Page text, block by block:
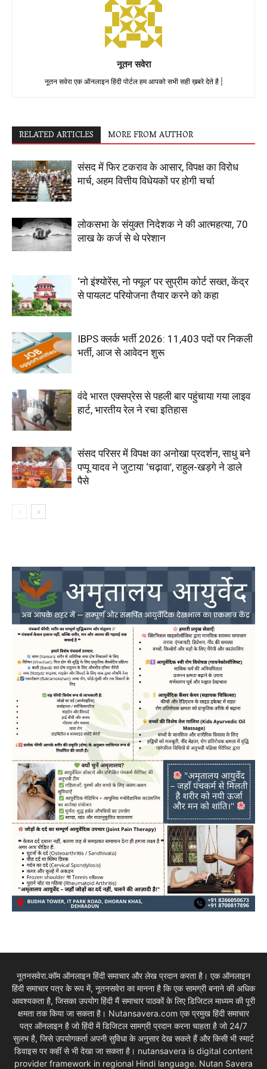
नूतन सवेरा
नूतन सवेरा एक ऑनलाइन हिंदी पोर्टल हम आपको सभी सही ख़बरे देते है |
RELATED ARTICLES MORE FROM AUTHOR
संसद में फिर टकराव के आसार, विपक्ष का विरोध
मार्च, अहम वित्तीय विधेयकों पर होगी चर्चा
लोकसभा के संयुक्त निदेशक ने की आत्महत्या, 70
लाख के कर्ज से थे परेशान
‘नो इंश्योरेंस, नो फ्यूल’ पर सुप्रीम कोर्ट सख्त, केंद्र
से पायलट परियोजना तैयार करने को कहा
IBPS क्लर्क भर्ती 2026: 11,403 पदों पर निकली
भर्ती, आज से आवेदन शुरू
वंदे भारत एक्सप्रेस से पहली बार पहुंचाया गया लाइव
हार्ट, भारतीय रेल ने रचा इतिहास
संसद परिसर में विपक्ष का अनोखा प्रदर्शन, साधु बने
पप्पू यादव ने जुटाया ‘चढ़ावा’, राहुल-खड़गे ने डाले
पैसे
नूतनसवेरा.कॉम ऑनलाइन हिंदी समाचार और लेख प्रदान करता है। एक ऑनलाइन
हिंदी समाचार पत्र के रूप में, नूतनसवेरा का मानना है कि एक सामग्री बनाने की अधिक
आवश्यकता है, जिसका उपयोग हिंदी मैं समाचार पाठकों के लिए डिजिटल माध्यम की पूरी
क्षमता तक किया जा सकता है। Nutansavera.com एक प्रमुख हिंदी समाचार
पत्र ऑनलाइन है जो हिंदी में डिजिटल सामग्री प्रदान करना चाहता है जो 24/7
सुलभ है, जिसे उपयोगकर्ता अपनी सुविधा के अनुसार देख सकते हैं और किसी भी स्मार्ट
डिवाइस पर कहीं से भी देखा जा सकता है। nutansavera is digital content
provider framework in regional Hindi language. Nutan Savera